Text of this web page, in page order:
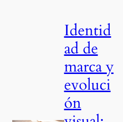
Identid
ad de
marca y
evoluci
ón